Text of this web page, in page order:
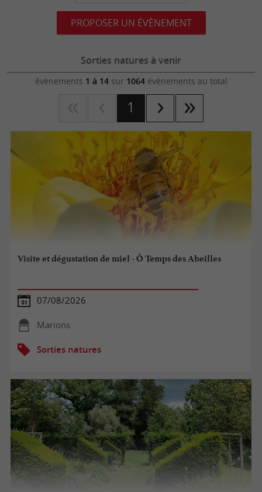
PROPOSER UN ÉVÈNEMENT
Sorties natures à venir
évènements 1 à 14sur 1064évènements au total
1
Visite et dégustation de miel - Ô Temps des Abeilles
07/08/2026
Marions
Sorties natures